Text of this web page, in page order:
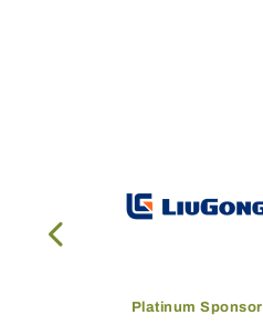
Platinum Sponsor